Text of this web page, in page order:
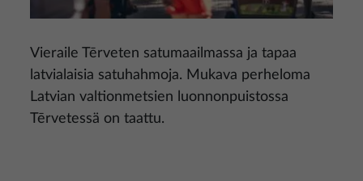
Vieraile Tērveten satumaailmassa ja tapaa
latvialaisia satuhahmoja. Mukava perheloma
Latvian valtionmetsien luonnonpuistossa
Tērvetessä on taattu.